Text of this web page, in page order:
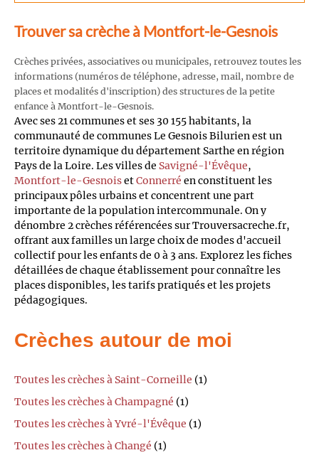
Trouver sa crèche à Montfort-le-Gesnois
Crèches privées, associatives ou municipales, retrouvez toutes les
informations (numéros de téléphone, adresse, mail, nombre de
places et modalités d'inscription) des structures de la petite
enfance à Montfort-le-Gesnois.
Avec ses 21 communes et ses 30 155 habitants, la
communauté de communes Le Gesnois Bilurien est un
territoire dynamique du département Sarthe en région
Pays de la Loire. Les villes de Savigné-l'Évêque,
Montfort-le-GesnoisetConnerré en constituent les
principaux pôles urbains et concentrent une part
importante de la population intercommunale. On y
dénombre 2 crèches référencées sur Trouversacreche.fr,
offrant aux familles un large choix de modes d'accueil
collectif pour les enfants de 0 à 3 ans. Explorez les fiches
détaillées de chaque établissement pour connaître les
places disponibles, les tarifs pratiqués et les projets
pédagogiques.
Crèches autour de moi
Toutes les crèches à Saint-Corneille (1)
Toutes les crèches à Champagné (1)
Toutes les crèches à Yvré-l'Évêque (1)
Toutes les crèches à Changé (1)